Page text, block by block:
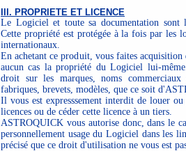
III. PROPRIETE ET LICENCE
Le Logiciel et toute sa documentation sont
Cette propriété est protégée à la fois par les
internationaux.
En achetant ce produit, vous faites
aucun cas la propriété du Logiciel lui-
droit sur les marques, noms
fabriques, brevets, modèles, que ce soit
Il vous est expresssement interdit de louer
licences ou de céder cette licence à un tiers.
ASTROQUICK vous autorise donc, dans le
personnellement usage du Logiciel dans les
précisé que ce droit d'utilisation ne vous est